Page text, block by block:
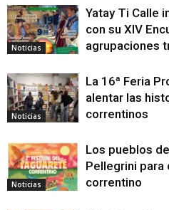
Noticias
Yatay Ti Calle
con su XIV
agrupaciones
Noticias
La 16ª Feria
alentar las
correntinos
Noticias
Los pueblos
Pellegrini para
correntino